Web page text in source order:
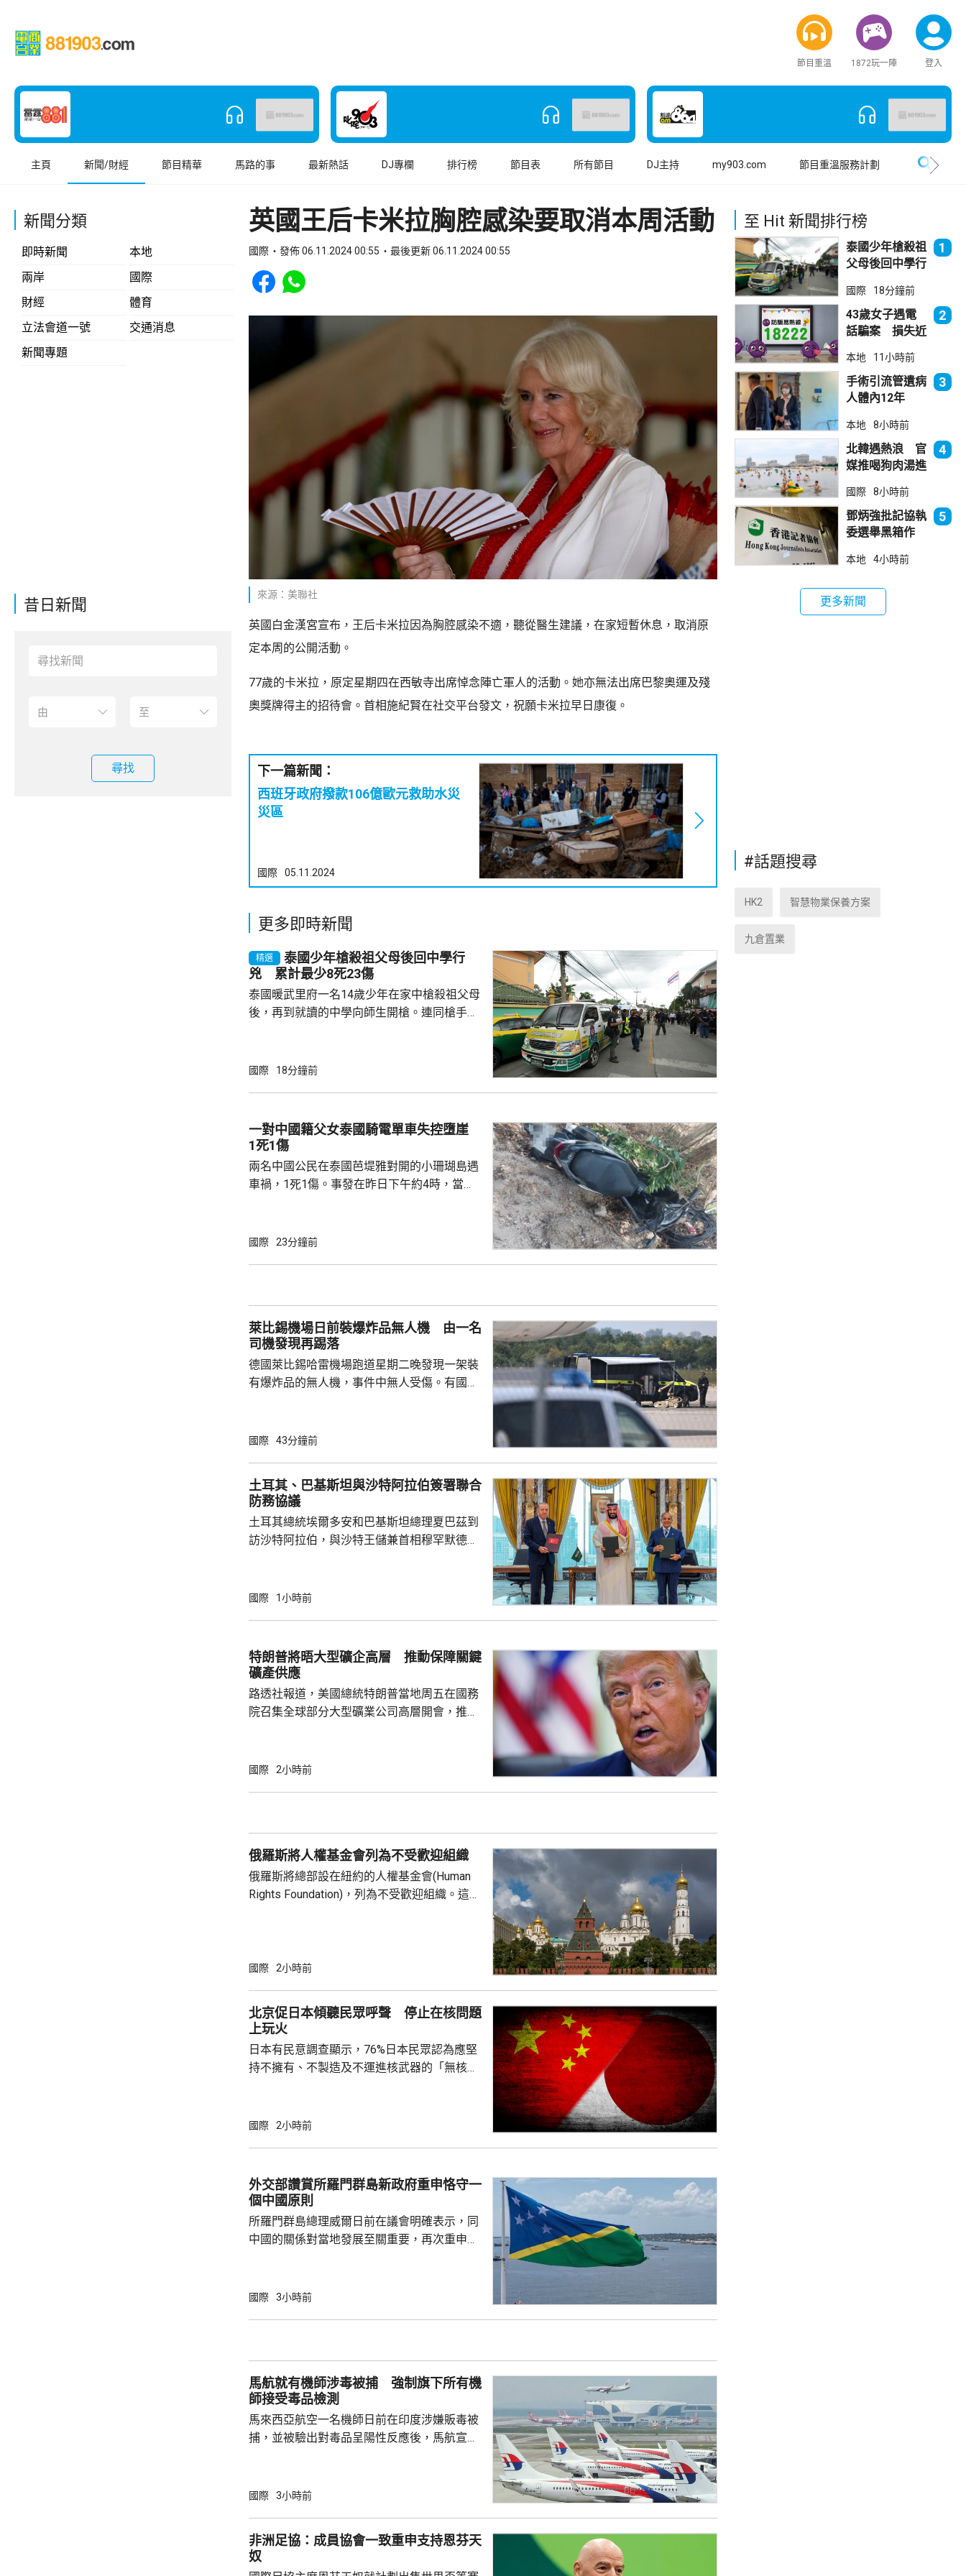
節目重溫 1872玩一陣 登入
主頁 新聞/財經 節目精華 馬路的事 最新熱話 DJ專欄 排行榜 節目表 所有節目 DJ主持 my903.com 節目重溫服務計劃
新聞分類
即時新聞
本地
兩岸
國際
財經
體育
立法會道一號
交通消息
新聞專題
昔日新聞
尋找
英國王后卡米拉胸腔感染要取消本周活動
國際 發佈 06.11.2024 00:55 最後更新 06.11.2024 00:55
Share to Facebook
Share to WhatsApp
來源：美聯社
英國白金漢宮宣布，王后卡米拉因為胸腔感染不適，聽從醫生建議，在家短暫休息，取消原
定本周的公開活動。
77歲的卡米拉，原定星期四在西敏寺出席悼念陣亡軍人的活動。她亦無法出席巴黎奧運及殘
奧獎牌得主的招待會。首相施紀賢在社交平台發文，祝願卡米拉早日康復。
下一篇新聞：
西班牙政府撥款106億歐元救助水災
災區
國際 05.11.2024
更多即時新聞
精選
泰國少年槍殺祖父母後回中學行
兇 累計最少8死23傷
泰國暖武里府一名14歲少年在家中槍殺祖父母
後，再到就讀的中學向師生開槍。連同槍手在
當地警方指，槍手早上先在家中，用祖父的9
槍手曾在課室外的走廊行過，亦有人拍到他為
手槍換子彈。校方事後疏散學生，警方圍封校
園，共檢獲34發子彈和2個備...
國際 18分鐘前
一對中國籍父女泰國騎電單車失控墮崖
1死1傷
兩名中國公民在泰國芭堤雅對開的小珊瑚島遇
車禍，1死1傷。事發在昨日下午約4時，當地
歲父親當場死亡，年約30歲的女兒受傷送院救
者，妥善保存死者遺體。使館已聯繫死者在國
內的親屬，將為家屬在泰國善後提...
國際 23分鐘前
萊比錫機場日前裝爆炸品無人機 由一名
司機發現再踢落
德國萊比錫哈雷機場跑道星期二晚發現一架裝
有爆炸品的無人機，事件中無人受傷。有國會
容司機行為大膽及勇敢，亦非常危險，但就因
當局。 報道指，涉事無人機在一架烏克蘭安東
諾夫運輸機附近被發現，檢察官已展開反恐調
查。德國政府發言人表示，總理默茨已召...
國際 43分鐘前
土耳其、巴基斯坦與沙特阿拉伯簽署聯合
防務協議
土耳其總統埃爾多安和巴基斯坦總理夏巴茲到
訪沙特阿拉伯，與沙特王儲兼首相穆罕默德在
任何一國遭受武裝攻擊，都會被視為對三國的
作。路透社引述有土耳其官員指，協議純屬防
禦性質，僅承諾為防禦目的提供相互支持，不
針對任何國家、組織或個人，亦向其他區...
國際 1小時前
特朗普將晤大型礦企高層 推動保障關鍵
礦產供應
路透社報道，美國總統特朗普當地周五在國務
院召集全球部分大型礦業公司高層開會，推動
但華府正急需關鍵礦產來補充伊朗戰事期間耗
鏈的依賴，計劃宣布一系列協議和諒解備忘
錄。 消息人士預計，出席的業界巨頭包括全
球...
國際 2小時前
俄羅斯將人權基金會列為不受歡迎組織
俄羅斯將總部設在紐約的人權基金會(Human
Rights Foundation)，列為不受歡迎組織。這個
完全專制政權，參與抹黑俄羅斯武裝部隊的活
制裁，以及支持其他不受歡迎的組織。
國際 2小時前
北京促日本傾聽民眾呼聲 停止在核問題
上玩火
日本有民意調查顯示，76%日本民眾認為應堅
持不擁有、不製造及不運進核武器的「無核三
言人林劍回應指，民調結果充分反映日本主流
圖突破「無核三原則」，暴露出日本右翼勢力
日益膨脹的政治、軍事野心，是拿一億多日本
國際 2小時前
外交部讚賞所羅門群島新政府重申恪守一
個中國原則
所羅門群島總理威爾日前在議會明確表示，同
中國的關係對當地發展至關重要，再次重申所
個中國，台灣是中國領土不可分割的一部分，
中方願同所羅門群島持續深化新時代相互尊
重、共同發展的全面戰略夥伴關係，推動兩
國...
國際 3小時前
馬航就有機師涉毒被捕 強制旗下所有機
師接受毒品檢測
馬來西亞航空一名機師日前在印度涉嫌販毒被
捕，並被驗出對毒品呈陽性反應後，馬航宣布
篩檢，將不得執行飛行任務，機艙服務員亦都
日抵達雅加達機場後，被海關在行李內搜出25
公斤，相當於7萬粒搖頭丸以及少量冰毒。馬
國際 3小時前
非洲足協：成員協會一致重申支持恩芬天
奴
至 Hit 新聞排行榜
泰國少年槍殺祖
父母後回中學行
死23傷
1
國際 18分鐘前
43歲女子遇電
話騙案 損失近
2
本地 11小時前
手術引流管遺病
人體內12年
業失當除牌1個
月
3
本地 8小時前
北韓遇熱浪 官
媒推喝狗肉湯進
4
國際 8小時前
鄧炳強批記協執
委選舉黑箱作
國安一定「釘死
5
本地 4小時前
更多新聞
#話題搜尋
HK2 智慧物業保養方案
九倉置業